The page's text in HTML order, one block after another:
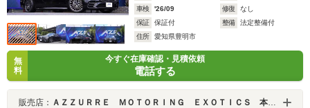
車検
'26/09 修復
なし
保証
保証付 整備
法定整備付
住所
愛知県豊明市
無
料
今すぐ在庫確認・見積依頼
電話する
販売店： ＡＺＺＵＲＲＥ ＭＯＴＯＲＩＮＧ ＥＸＯＴＩＣＳ 本社ショールーム